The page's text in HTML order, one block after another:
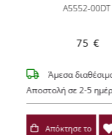
A5552-00DT
75 €
Άμεσα
Αποστολή σε 2-5
Απόκτησε το